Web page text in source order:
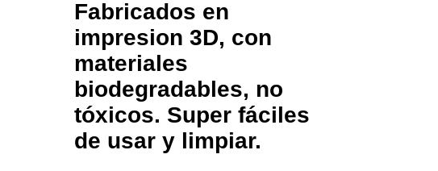
Fabricados en
impresion 3D, con
materiales
biodegradables, no
tóxicos. Super fáciles
de usar y limpiar.